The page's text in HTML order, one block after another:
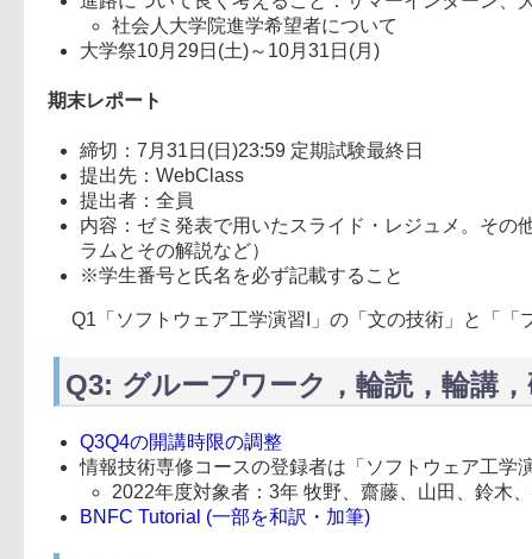
社会人大学院進学希望者について
大学祭10月29日(土)～10月31日(月)
期末レポート
締切：7月31日(日)23:59 定期試験最終日
提出先：WebClass
提出者：全員
内容：ゼミ発表で用いたスライド・レジュメ。そ
ラムとその解説など）
※学生番号と氏名を必ず記載すること
Q1「ソフトウェア工学演習I」の「文の技術」と「
Q3: グループワーク，輪読，輪講
Q3Q4の開講時限の調整
情報技術専修コースの登録者は「ソフトウェア工学
2022年度対象者：3年 牧野、齋藤、山田、鈴木
BNFC Tutorial (一部を和訳・加筆)